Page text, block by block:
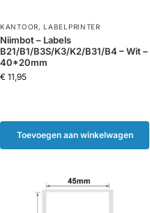
KANTOOR, LABELPRINTER
Niimbot – Labels
B21/B1/B3S/K3/K2/B31/B4 – Wit –
40*20mm
€ 11,95
Toevoegen aan winkelwagen